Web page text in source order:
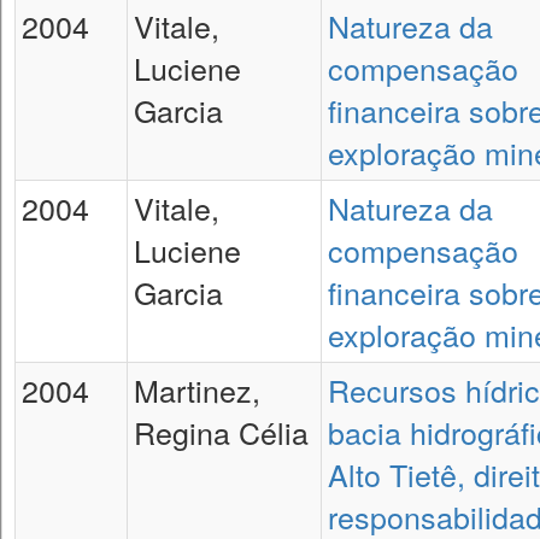
2004
Vitale,
Luciene
Garcia
Natureza da
compensação
financeira
exploração
2004
Vitale,
Luciene
Garcia
Natureza da
compensação
financeira
exploração
2004
Martinez,
Regina Célia
Recursos
bacia
Alto Tietê,